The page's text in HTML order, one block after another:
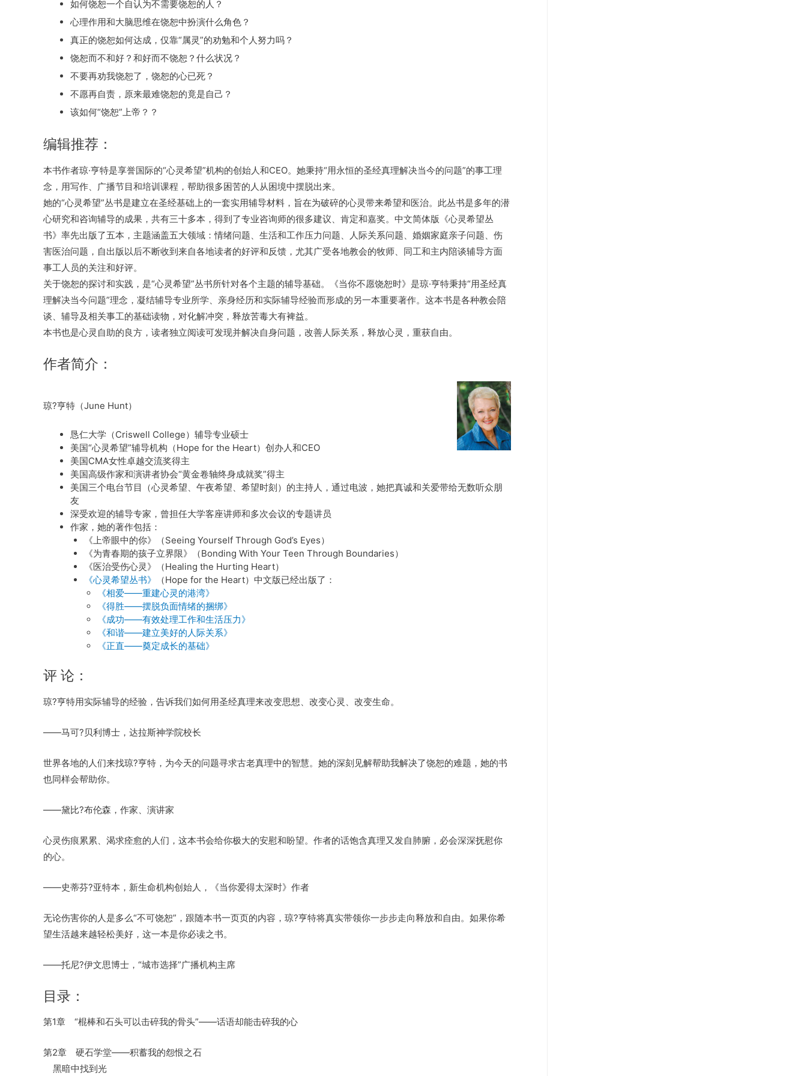
如何饶恕一个自认为不需要饶恕的人？
心理作用和大脑思维在饶恕中扮演什么角色？
真正的饶恕如何达成，仅靠“属灵”的劝勉和个人努力吗？
饶恕而不和好？和好而不饶恕？什么状况？
不要再劝我饶恕了，饶恕的心已死？
不愿再自责，原来最难饶恕的竟是自己？
该如何“饶恕”上帝？？
编辑推荐：
本书作者琼·亨特是享誉国际的“心灵希望”机构的创始人和CEO。她秉持“用永恒的圣经真理解决当今的问题”的事工理
念，用写作、广播节目和培训课程，帮助很多困苦的人从困境中摆脱出来。
她的“心灵希望”丛书是建立在圣经基础上的一套实用辅导材料，旨在为破碎的心灵带来希望和医治。此丛书是多年的潜
心研究和咨询辅导的成果，共有三十多本，得到了专业咨询师的很多建议、肯定和嘉奖。中文简体版《心灵希望丛
书》率先出版了五本，主题涵盖五大领域：情绪问题、生活和工作压力问题、人际关系问题、婚姻家庭亲子问题、伤
害医治问题，自出版以后不断收到来自各地读者的好评和反馈，尤其广受各地教会的牧师、同工和主内陪谈辅导方面
事工人员的关注和好评。
关于饶恕的探讨和实践，是“心灵希望”丛书所针对各个主题的辅导基础。《当你不愿饶恕时》是琼·亨特秉持“用圣经真
理解决当今问题”理念，凝结辅导专业所学、亲身经历和实际辅导经验而形成的另一本重要著作。这本书是各种教会陪
谈、辅导及相关事工的基础读物，对化解冲突，释放苦毒大有裨益。
本书也是心灵自助的良方，读者独立阅读可发现并解决自身问题，改善人际关系，释放心灵，重获自由。
作者简介：
琼?亨特（June Hunt）
恳仁大学（Criswell College）辅导专业硕士
美国“心灵希望”辅导机构（Hope for the Heart）创办人和CEO
美国CMA女性卓越交流奖得主
美国高级作家和演讲者协会“黄金卷轴终身成就奖”得主
美国三个电台节目（心灵希望、午夜希望、希望时刻）的主持人，通过电波，她把真诚和关爱带给无数听众朋
友
深受欢迎的辅导专家，曾担任大学客座讲师和多次会议的专题讲员
作家，她的著作包括：
《上帝眼中的你》（Seeing Yourself Through God’s Eyes）
《为青春期的孩子立界限》（Bonding With Your Teen Through Boundaries）
《医治受伤心灵》（Healing the Hurting Heart）
《心灵希望丛书》
（Hope for the Heart）中文版已经出版了：
《相爱——重建心灵的港湾》
《得胜——摆脱负面情绪的捆绑》
《成功——有效处理工作和生活压力》
《和谐——建立美好的人际关系》
《正直——奠定成长的基础》
评 论：
琼?亨特用实际辅导的经验，告诉我们如何用圣经真理来改变思想、改变心灵、改变生命。
——马可?贝利博士，达拉斯神学院校长
世界各地的人们来找琼?亨特，为今天的问题寻求古老真理中的智慧。她的深刻见解帮助我解决了饶恕的难题，她的书
也同样会帮助你。
——黛比?布伦森，作家、演讲家
心灵伤痕累累、渴求痊愈的人们，这本书会给你极大的安慰和盼望。作者的话饱含真理又发自肺腑，必会深深抚慰你
的心。
——史蒂芬?亚特本，新生命机构创始人，《当你爱得太深时》作者
无论伤害你的人是多么“不可饶恕”，跟随本书一页页的内容，琼?亨特将真实带领你一步步走向释放和自由。如果你希
望生活越来越轻松美好，这一本是你必读之书。
——托尼?伊文思博士，“城市选择”广播机构主席
目录：
第1章 “棍棒和石头可以击碎我的骨头”——话语却能击碎我的心
第2章 硬石学堂——积蓄我的怨恨之石
黑暗中找到光